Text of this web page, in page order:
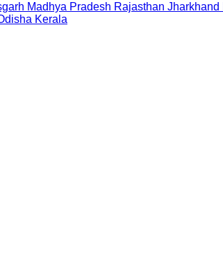
Madhya Pradesh Rajasthan Jharkhand
Kerala